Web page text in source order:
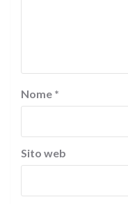
Nome *
Sito web